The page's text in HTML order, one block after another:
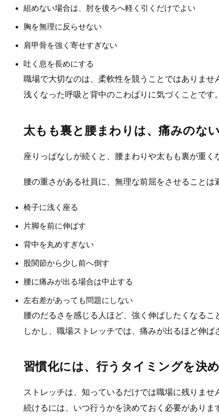
組めない場合は、肘を後ろへ軽く引くだけでよい
胸を無理に反らせない
肩甲骨を強く寄せすぎない
吐く息を長めにする
職場で大切なのは、柔軟性を競うことではありませ
浅くなった呼吸と背中のこわばりに気づくことです
太もも裏と腰まわりは、痛みのな
座りっぱなしが続くと、腰まわりや太もも裏が重く
腰の重さがある社員に、無理な前屈をさせることは
椅子に浅く座る
片脚を前に伸ばす
背中を丸めすぎない
股関節から少し前へ倒す
腰に痛みが出る場合は中止する
左右差があっても問題にしない
腰のだるさを感じる人ほど、強く伸ばしたくなるこ
しかし、職場ストレッチでは、痛みが出るほど伸ば
習慣化には、行うタイミングを決
ストレッチは、知っているだけでは職場に残りませ
続けるには、いつ行うかを決めておく必要がありま